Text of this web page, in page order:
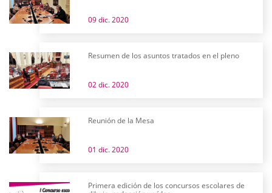
09 dic. 2020
Resumen de los asuntos tratados en el pleno
02 dic. 2020
Reunión de la Mesa
01 dic. 2020
Primera edición de los concursos escolares de